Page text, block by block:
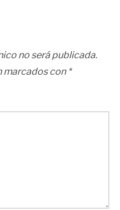
no será publicada.
marcados con *